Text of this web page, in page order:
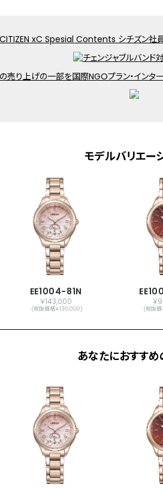
フル充電時約
日中欧米電波
受信局自動選
定時受信機能
サマータイム
能、針自動補
原産国
メーカー保証
国際保証3年
CITIZENご登
モデルバリエー
EE1004-81N
￥143,000
(税抜価格￥130,000)
￥
(税抜
あなたにおすす